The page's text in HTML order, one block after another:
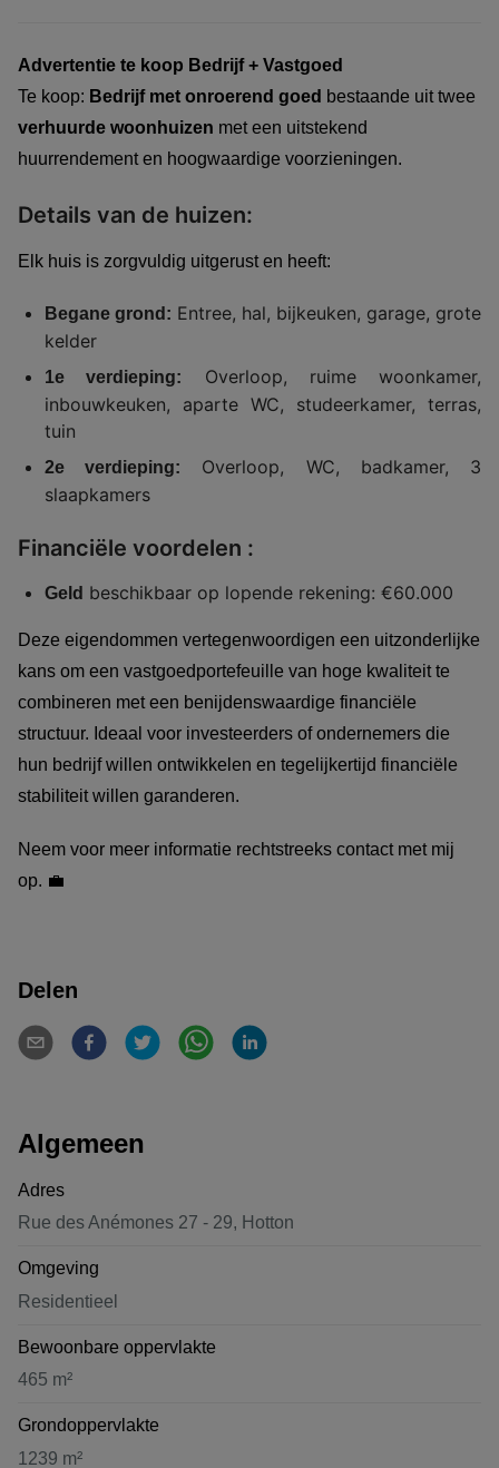
Advertentie te koop Bedrijf + Vastgoed
Te koop: Bedrijf met onroerend goed
verhuurde woonhuizen met een uitstekend
huurrendement en hoogwaardige voorzieningen.
Details van de huizen:
Elk huis is zorgvuldig uitgerust en heeft:
Begane grond: Entree, hal, bijkeuken, garage, grote
kelder
1e verdieping:
Overloop, ruime woonkamer,
inbouwkeuken, aparte WC, studeerkamer, terras,
tuin
2e verdieping:
Overloop, WC, badkamer, 3
slaapkamers
Financiële voordelen :
Geld beschikbaar op lopende rekening: €60.000
Deze eigendommen vertegenwoordigen een uitzonderlijke
kans om een vastgoedportefeuille van hoge kwaliteit te
combineren met een benijdenswaardige financiële
structuur. Ideaal voor investeerders of ondernemers die
hun bedrijf willen ontwikkelen en tegelijkertijd financiële
stabiliteit willen garanderen.
Neem voor meer informatie rechtstreeks contact met mij
op. 💼
Delen
Algemeen
Adres
Rue des Anémones 27 - 29, Hotton
Omgeving
Residentieel
Bewoonbare oppervlakte
465 m²
Grondoppervlakte
1239 m²